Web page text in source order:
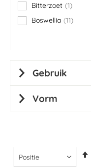
Bitterzoet 1
item
Boswellia 11
items
Gebruik
Vorm